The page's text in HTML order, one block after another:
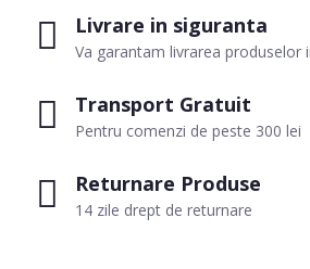
Livrare in siguranta
Va garantam livrarea produselor
Transport Gratuit
Pentru comenzi de peste 300 lei
Returnare Produse
14 zile drept de returnare